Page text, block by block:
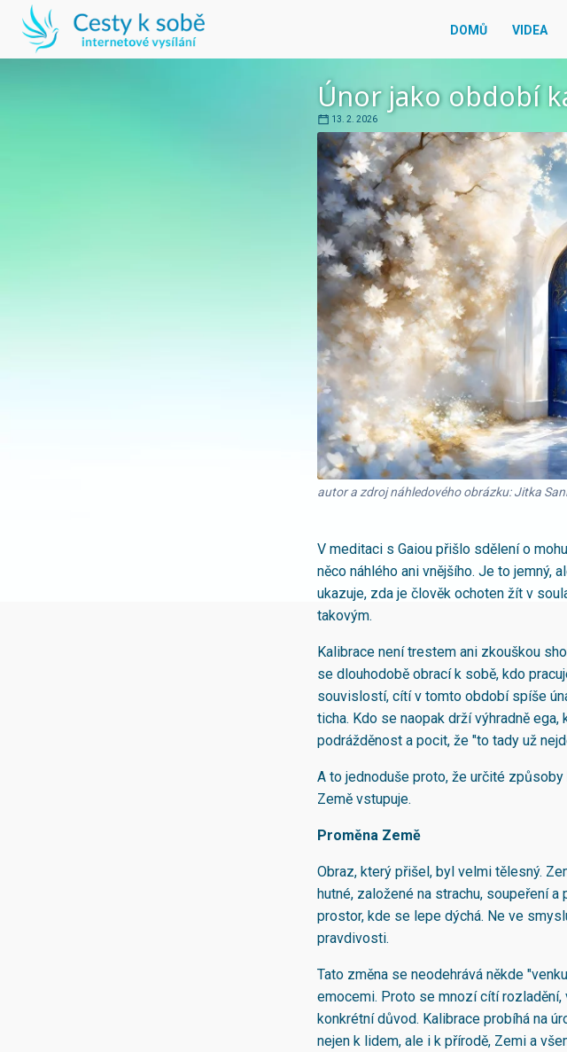
DOMŮ VIDEA
Únor jako období
13. 2. 2026
autor a zdroj náhledového obrázku: Jitka
V meditaci s Gaiou přišlo sdělení o
něco náhlého ani vnějšího. Je to jemný,
ukazuje, zda je člověk ochoten žít v
takovým.
Kalibrace není trestem ani zkouškou
se dlouhodobě obrací k sobě, kdo
souvislostí, cítí v tomto období spíše
ticha. Kdo se naopak drží výhradně
podrážděnost a pocit, že "to tady už
A to jednoduše proto, že určité
Země vstupuje.
Proměna Země
Obraz, který přišel, byl velmi tělesný.
hutné, založené na strachu, soupeření
prostor, kde se lepe dýchá. Ne ve
pravdivosti.
Tato změna se neodehrává někde
emocemi. Proto se mnozí cítí
konkrétní důvod. Kalibrace probíhá na
nejen k lidem, ale i k přírodě, Zemi a